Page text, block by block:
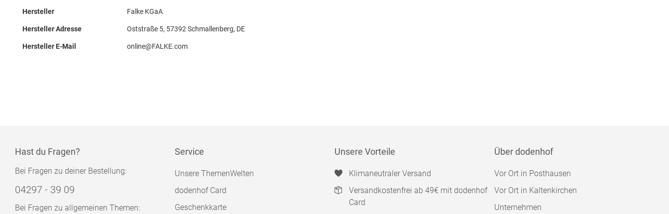
Hersteller Falke KGaA
Hersteller Adresse Oststraße 5, 57392 Schmallenberg, DE
Hersteller E-Mail online@FALKE.com
Hast du Fragen?
Bei Fragen zu deiner Bestellung:
04297 - 39 09
Bei Fragen zu allgemeinen Themen:
Service
Unsere ThemenWelten
dodenhof Card
Geschenkkarte
Unsere Vorteile
Klimaneutraler Versand
Versandkostenfrei ab 49€ mit dodenhof
Card
Über dodenhof
Vor Ort in Posthausen
Vor Ort in Kaltenkirchen
Unternehmen